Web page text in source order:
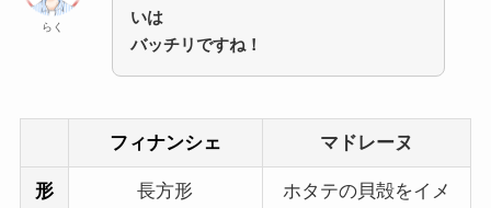
らく
いは
バッチリですね！
フィナンシェ マドレーヌ
形
長方形
ホタテの貝殻をイメ